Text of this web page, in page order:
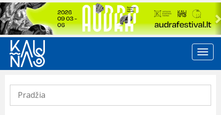
Previous
Pradžia